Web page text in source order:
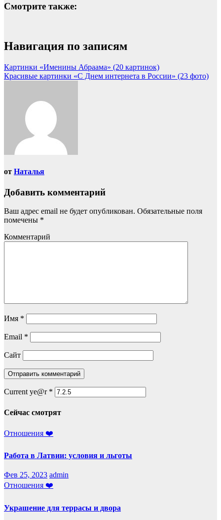
Смотрите также:
Навигация по записям
Картинки «Именины Абраама» (20 картинок)
Красивые картинки «С Днем интернета в России» (23 фото)
от Наталья
Добавить комментарий
Ваш адрес email не будет опубликован. Обязательные поля
помечены *
Комментарий
Имя *
Email *
Сайт
Current ye@r *
Сейчас смотрят
Отношения ❤️
Работа в Латвии: условия и льготы
Фев 25, 2023 admin
Отношения ❤️
Украшение для террасы и двора